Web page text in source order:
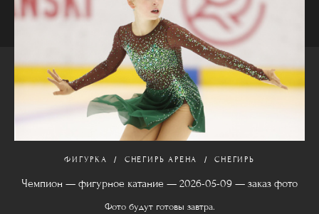
ФИГУРКА СНЕГИРЬ АРЕНА СНЕГИРЬ
Чемпион — фигурное катание — 2026-05-09 — заказ фото
Фото будут готовы завтра.